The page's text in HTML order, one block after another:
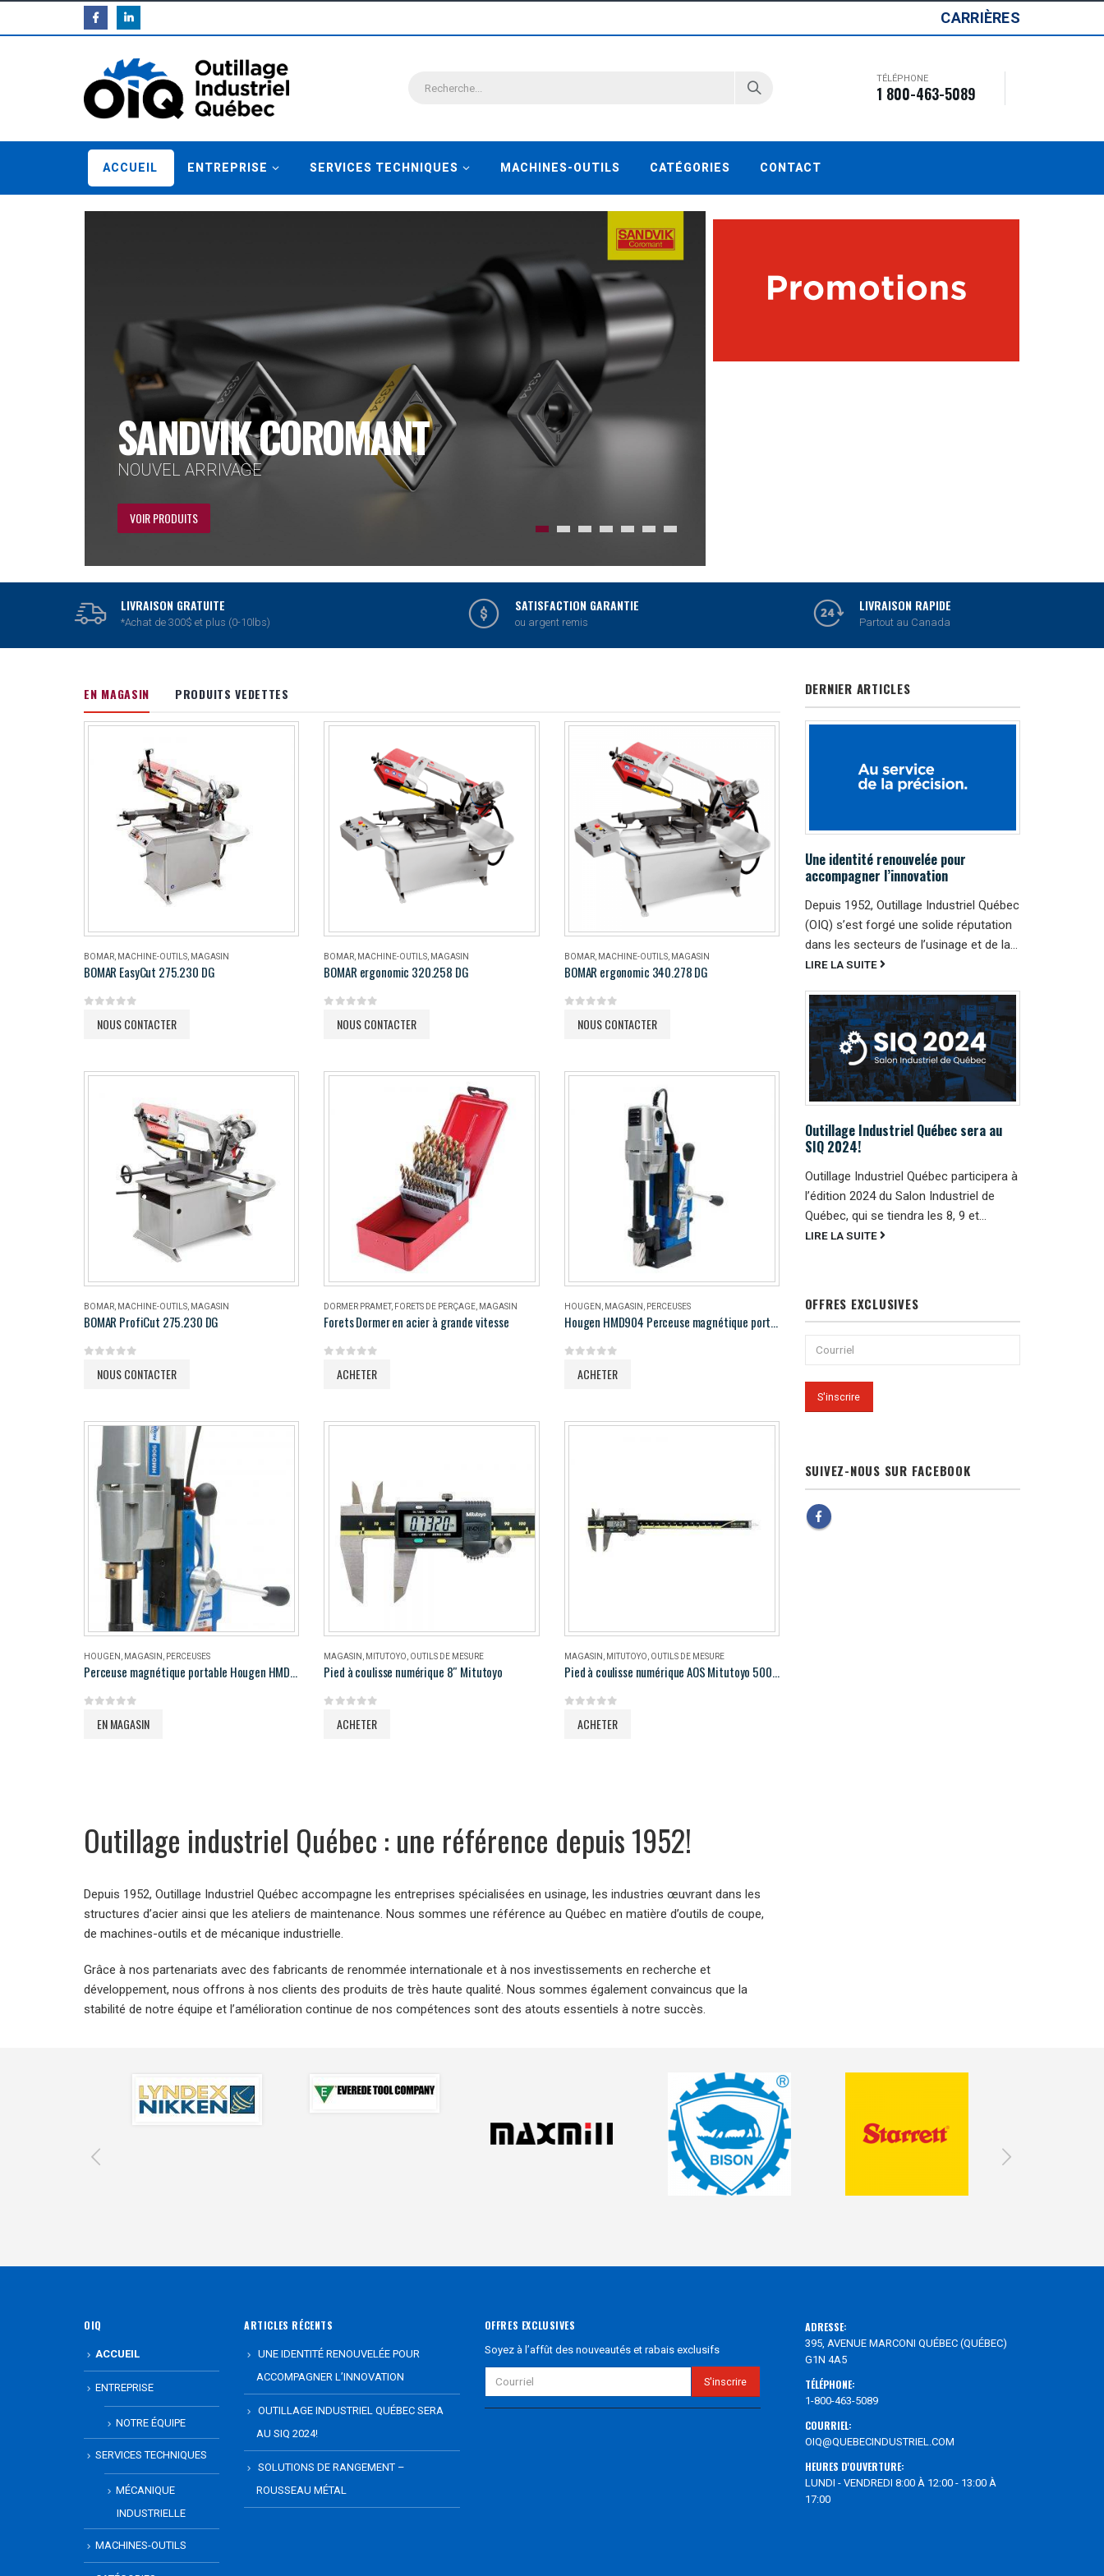
CARRIÈRES
TÉLÉPHONE
1 800-463-5089
ACCUEIL ENTREPRISE SERVICES TECHNIQUES MACHINES-OUTILS CATÉGORIES CONTACT
DORMER PRAMET
FORETS ET TARAUDS
VOIR PRODUITS
LIVRAISON GRATUITE
*Achat de 300$ et plus (0-10lbs)
SATISFACTION GARANTIE
ou argent remis
LIVRAISON RAPIDE
Partout au Canada
EN MAGASIN PRODUITS VEDETTES
BOMAR, MACHINE-OUTILS, MAGASIN
BOMAR EasyCut 275.230 DG
NOUS CONTACTER
BOMAR, MACHINE-OUTILS, MAGASIN
BOMAR ergonomic 320.258 DG
NOUS CONTACTER
BOMAR, MACHINE-OUTILS, MAGASIN
BOMAR ergonomic 340.278 DG
NOUS CONTACTER
BOMAR, MACHINE-OUTILS, MAGASIN
BOMAR ProfiCut 275.230 DG
NOUS CONTACTER
DORMER PRAMET , FORETS DE PERÇAGE, MAGASIN
Forets Dormer en acier à grande vitesse
ACHETER
HOUGEN , MAGASIN , PERCEUSES
Hougen HMD904 Perceuse magnétique portable
ACHETER
HOUGEN , MAGASIN , PERCEUSES
Perceuse magnétique portable Hougen HMD906
EN MAGASIN
MAGASIN , MITUTOYO, OUTILS DE MESURE
Pied à coulisse numérique 8″ Mitutoyo
ACHETER
MAGASIN , MITUTOYO, OUTILS DE MESURE
Pied à coulisse numérique AOS Mitutoyo 500-196-30
ACHETER
Outillage industriel Québec : une référence depuis 1952!
Depuis 1952, Outillage Industriel Québec accompagne les entreprises spécialisées en usinage, les industries œuvrant dans les
structures d’acier ainsi que les ateliers de maintenance. Nous sommes une référence au Québec en matière d’outils de coupe,
de machines-outils et de mécanique industrielle.
Grâce à nos partenariats avec des fabricants de renommée internationale et à nos investissements en recherche et
développement, nous offrons à nos clients des produits de très haute qualité. Nous sommes également convaincus que la
stabilité de notre équipe et l’amélioration continue de nos compétences sont des atouts essentiels à notre succès.
DERNIER ARTICLES
Une identité renouvelée pour
accompagner l’innovation
Depuis 1952, Outillage Industriel Québec
(OIQ) s’est forgé une solide réputation
dans les secteurs de l’usinage et de la...
LIRE LA SUITE
Outillage Industriel Québec sera au
SIQ 2024!
Outillage Industriel Québec participera à
l’édition 2024 du Salon Industriel de
Québec, qui se tiendra les 8, 9 et...
LIRE LA SUITE
OFFRES EXCLUSIVES
SUIVEZ-NOUS SUR FACEBOOK
OIQ
ACCUEIL
ENTREPRISE
NOTRE ÉQUIPE
SERVICES TECHNIQUES
MÉCANIQUE
INDUSTRIELLE
MACHINES-OUTILS
ARTICLES RÉCENTS
UNE IDENTITÉ RENOUVELÉE POUR
ACCOMPAGNER L’INNOVATION
OUTILLAGE INDUSTRIEL QUÉBEC SERA
AU SIQ 2024!
SOLUTIONS DE RANGEMENT –
ROUSSEAU MÉTAL
OFFRES EXCLUSIVES
Soyez à l’affût des nouveautés et rabais exclusifs
ADRESSE:
395, AVENUE MARCONI QUÉBEC (QUÉBEC)
G1N 4A5
TÉLÉPHONE:
1-800-463-5089
COURRIEL:
OIQ@QUEBECINDUSTRIEL.COM
HEURES D'OUVERTURE:
LUNDI - VENDREDI 8:00 À 12:00 - 13:00 À
17:00